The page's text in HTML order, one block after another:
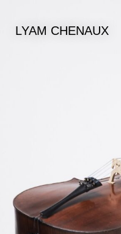
LYAM CHENAUX